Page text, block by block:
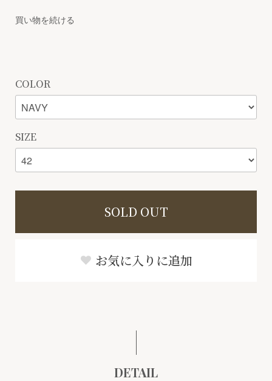
買い物を続ける
COLOR
SIZE
SOLD OUT
お気に入りに追加
DETAIL